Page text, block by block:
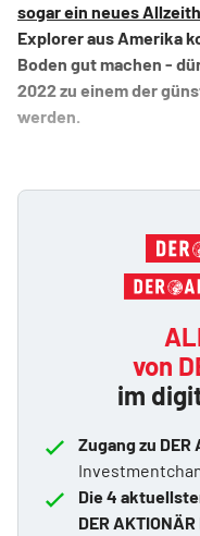
sogar ein neues
Explorer aus Amerika
Boden gut machen -
2022 zu einem der
werden.
von
im
Zugang zu DER
Die 4
DER